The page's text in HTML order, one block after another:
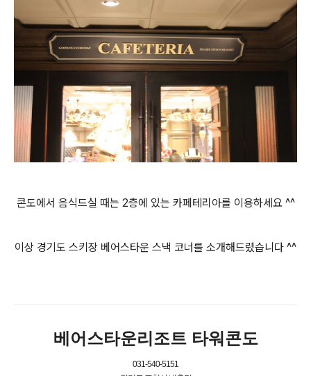
콘도에서 음식드실 때는 2층에 있는 카페테리아를 이용하세요 ^^
이상 경기도 스키장 베어스타운 스낵 코너를 소개해드렸습니다 ^^